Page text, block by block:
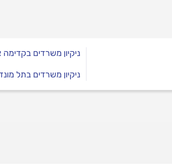
ניקיון משרדים בקדימה
ניקיון משרדים בתל